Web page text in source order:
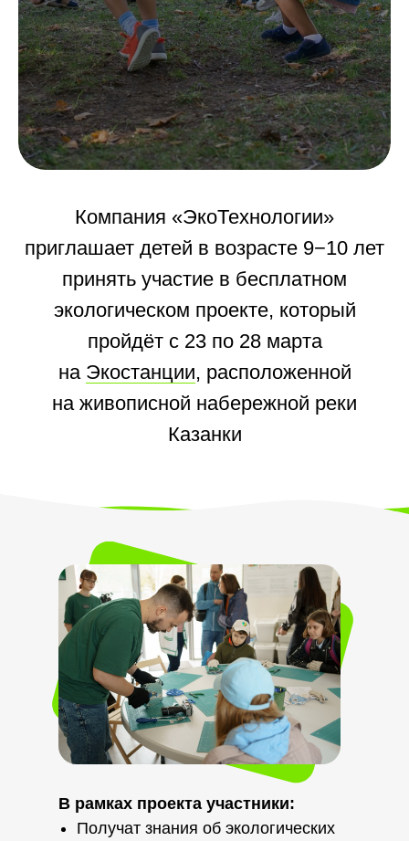
Компания «ЭкоТехнологии»
приглашает детей в возрасте 9−10 лет
принять участие в бесплатном
экологическом проекте, который
пройдёт с 23 по 28 марта
на Экостанции, расположенной
на живописной набережной реки
Казанки
В рамках проекта участники:
Получат знания об экологических